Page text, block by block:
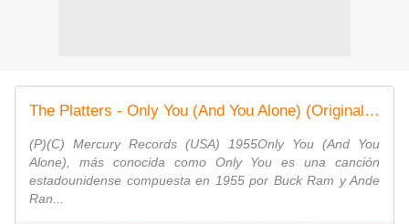
The Platters - Only You (And You Alone) (Original Footage HD)
(P)(C) Mercury Records (USA) 1955Only You (And You
Alone), más conocida como Only You es una canción
estadounidense compuesta en 1955 por Buck Ram y Ande
Ran...